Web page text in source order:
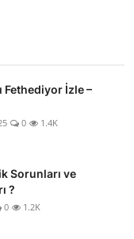
Fethediyor İzle –
0 1.4K
Sorunları ve
?
0 1.2K